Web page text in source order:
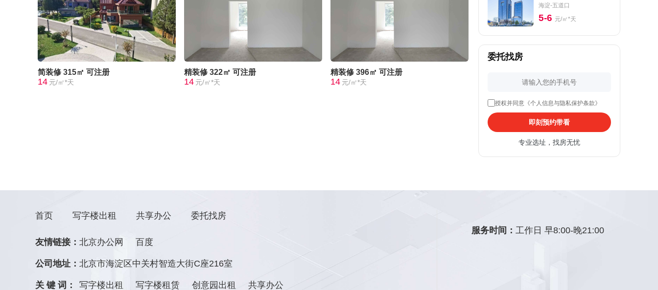
简装修 315㎡ 可注册
14 元/㎡*天
精装修 322㎡ 可注册
14 元/㎡*天
精装修 396㎡ 可注册
14 元/㎡*天
海淀-五道口
5-6 元/㎡*天
委托找房
授权并同意《个人信息与隐私保护条款》
即刻预约带看
专业选址，找房无忧
首页 写字楼出租 共享办公 委托找房
友情链接： 北京办公网 百度
公司地址： 北京市海淀区中关村智造大街C座216室
关 键 词： 写字楼出租 写字楼租赁 创意园出租 共享办公
服务时间：工作日 早8:00-晚21:00